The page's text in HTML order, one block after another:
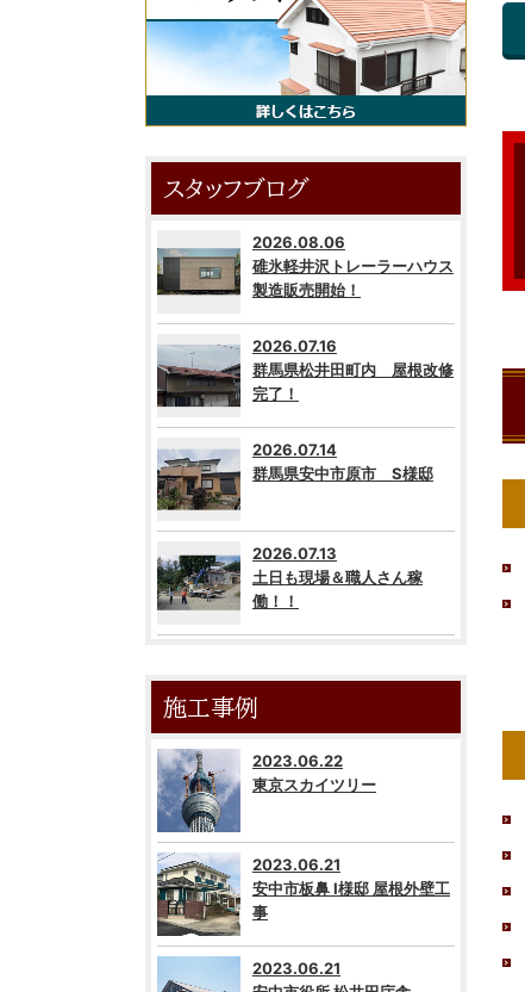
スタッフブログ
2026.08.06
碓氷軽井沢トレーラーハウス
製造販売開始！
2026.07.16
群馬県松井田町内 屋根改修
完了！
2026.07.14
群馬県安中市原市 S様邸
2026.07.13
土日も現場＆職人さん稼
働！！
施工事例
2023.06.22
東京スカイツリー
2023.06.21
安中市板鼻 I様邸 屋根外壁工
事
2023.06.21